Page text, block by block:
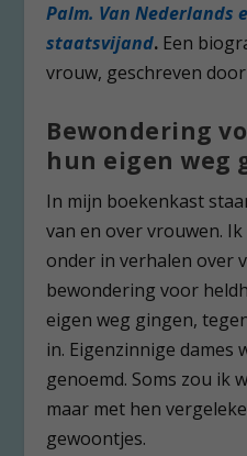
Palm. Van Nederlands
staatsvijand. Een
vrouw, geschreven
Bewondering
hun eigen weg
In mijn boekenkast
van en over vrouwen.
onder in verhalen over
bewondering voor
eigen weg gingen,
in. Eigenzinnige dames
genoemd. Soms zou ik
maar met hen
gewoontjes.